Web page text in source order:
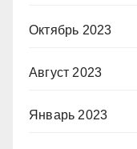
Октябрь 2023
Август 2023
Январь 2023